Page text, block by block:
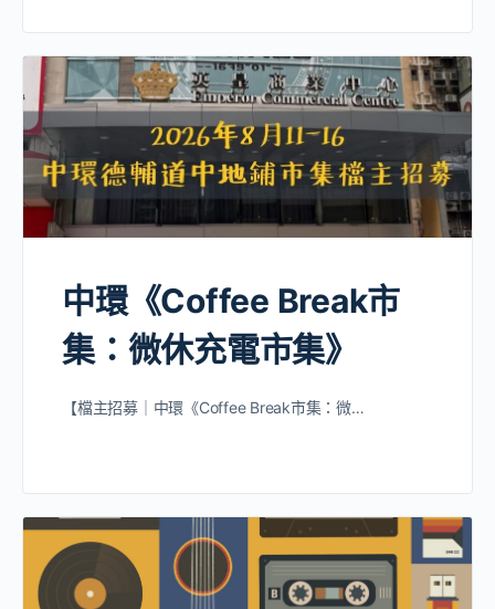
中環《Coffee Break市
集：微休充電市集》
【檔主招募｜中環《Coffee Break市集：微…